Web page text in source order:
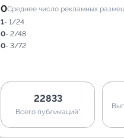
0Среднее число рекламных
1- 1/24
0- 2/48
0- 3/72
22833
Всего публикаций*